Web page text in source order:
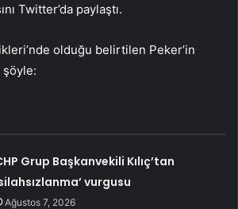
Twitter’da paylaştı.
olduğu belirtilen Peker’in
şöyle:
Grup Başkanvekili Kılıç’tan
vurgusu
Ağustos 7, 2026